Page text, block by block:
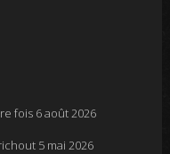
fois 6 août 2026
5 mai 2026